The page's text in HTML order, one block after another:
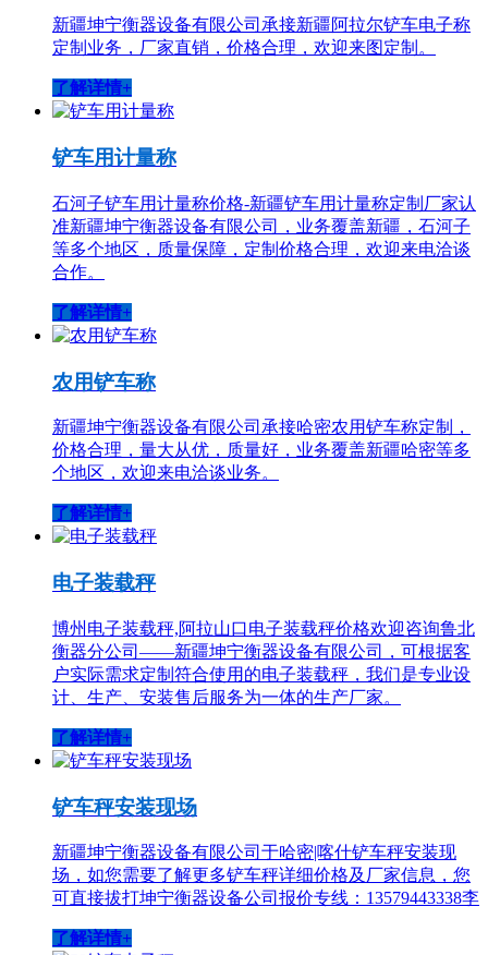
新疆坤宁衡器设备有限公司承接新疆阿拉尔铲车电子称
定制业务，厂家直销，价格合理，欢迎来图定制。
了解详情+
铲车用计量称
石河子铲车用计量称价格-新疆铲车用计量称定制厂家认
准新疆坤宁衡器设备有限公司，业务覆盖新疆，石河子
等多个地区，质量保障，定制价格合理，欢迎来电洽谈
合作。
了解详情+
农用铲车称
新疆坤宁衡器设备有限公司承接哈密农用铲车称定制，
价格合理，量大从优，质量好，业务覆盖新疆哈密等多
个地区，欢迎来电洽谈业务。
了解详情+
电子装载秤
博州电子装载秤,阿拉山口电子装载秤价格欢迎咨询鲁北
衡器分公司——新疆坤宁衡器设备有限公司，可根据客
户实际需求定制符合使用的电子装载秤，我们是专业设
计、生产、安装售后服务为一体的生产厂家。
了解详情+
铲车秤安装现场
新疆坤宁衡器设备有限公司于哈密|喀什铲车秤安装现
场，如您需要了解更多铲车秤详细价格及厂家信息，您
可直接拔打坤宁衡器设备公司报价专线：13579443338李
了解详情+